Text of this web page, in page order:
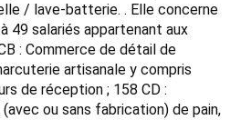
/ lave-batterie. . Elle concerne
49 salariés appartenant aux
: Commerce de détail de
artisanale y compris
de réception ; 158 CD :
ou sans fabrication) de pain,